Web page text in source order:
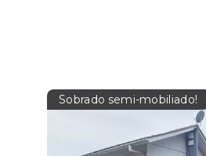
Sobrado semi-mobiliado!